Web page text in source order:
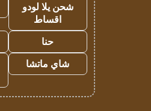
شحن يلا لودو
اقساط
حنا
شاي ماتشا